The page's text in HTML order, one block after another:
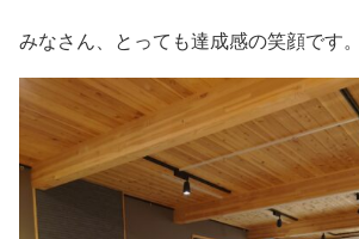
みなさん、とっても達成感の笑顔です。